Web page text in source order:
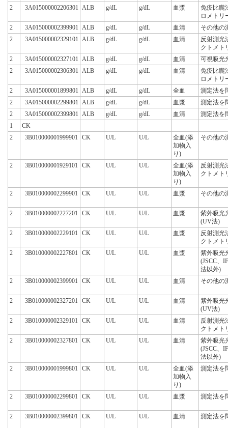
2
3A015000002206301 ALB g/dL g/dL 血漿
免疫比朧
ロメトリ
2
3A015000002399901 ALB g/dL g/dL 血清
その他の
2
3A015000002329101 ALB g/dL g/dL 血清
反射測光
クトメト
2
3A015000002327101 ALB g/dL g/dL 血清
可視吸光
2
3A015000002306301 ALB g/dL g/dL 血清
免疫比朧
ロメトリ
2
3A015000001899801 ALB g/dL g/dL 全血
測定法を
2
3A015000002299801 ALB g/dL g/dL 血漿
測定法を
2
3A015000002399801 ALB g/dL g/dL 血清
測定法を
1
CK
2
3B010000001999901 CK U/L U/L
全血(添
加物入
り)
その他の
2 3B010000001929101 CK U/L U/L
全血(添
加物入
り)
反射測光
クトメト
2 3B010000002299901 CK U/L U/L 血漿 その他の
2 3B010000002227201 CK U/L U/L 血漿
紫外吸光
(UV法)
2
3B010000002229101 CK U/L U/L 血漿
反射測光
クトメト
2
3B010000002227801 CK U/L U/L 血漿
紫外吸光
(JSCC、
法以外)
2
3B010000002399901 CK U/L U/L 血清 その他の
2 3B010000002327201 CK U/L U/L 血清
紫外吸光
(UV法)
2
3B010000002329101 CK U/L U/L 血清
反射測光
クトメト
2
3B010000002327801 CK U/L U/L 血清
紫外吸光
(JSCC、
法以外)
2
3B010000001999801 CK U/L U/L
全血(添
加物入
り)
測定法を
2 3B010000002299801 CK U/L U/L 血漿 測定法を
2 3B010000002399801 CK U/L U/L 血清 測定法を